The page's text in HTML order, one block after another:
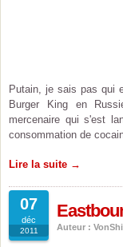
Putain, je sais pas qui
Burger King en
mercenaire qui s'est
consommation de
Lire la suite →
07
déc
2011 Auteur :